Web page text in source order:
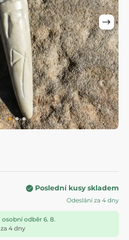
Poslední kusy skladem
Odeslání za 4 dny
osobní odběr 6. 8.
4 dny